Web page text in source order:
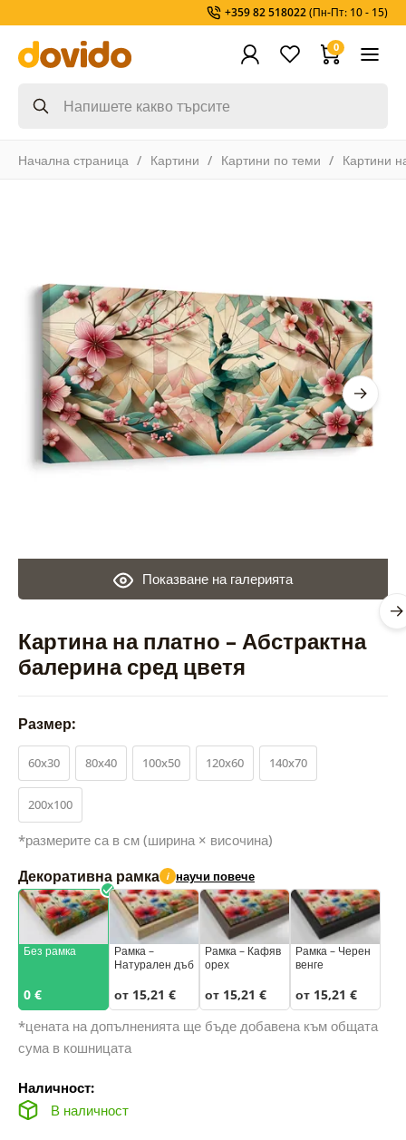
+359 82 518022(Пн-Пт: 10 - 15)
0
Начална страница Картини Картини по теми Картини
Картина на платно – Абстрактна
балерина сред цветя
Показване на галерията
Размер:
60x30 80x40 100x50 120x60 140x70
200x100
*размерите са в см (ширина × височина)
Декоративна рамка i научи повече
Без рамка
0 €
Рамка –
Натурален дъб
от 15,21 €
Рамка – Кафяв
орех
от 15,21 €
Рамка – Черен
венге
от 15,21 €
*цената на допълненията ще бъде добавена към общата
сума в кошницата
Наличност:
В наличност